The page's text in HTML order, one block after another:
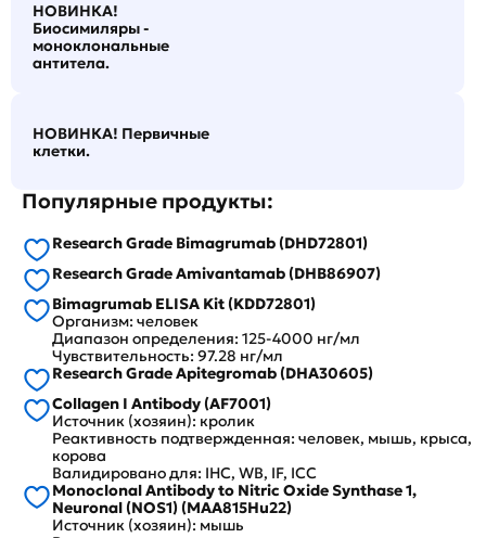
НОВИНКА!
Биосимиляры -
моноклональные
антитела.
НОВИНКА! Первичные
клетки.
Популярные продукты:
Research Grade Bimagrumab (DHD72801)
Research Grade Amivantamab (DHB86907)
Bimagrumab ELISA Kit (KDD72801)
Организм: человек
Диапазон определения: 125-4000 нг/мл
Чувствительность: 97.28 нг/мл
Research Grade Apitegromab (DHA30605)
Collagen I Antibody (AF7001)
Источник (хозяин): кролик
Реактивность подтвержденная: человек, мышь, крыса,
корова
Валидировано для: IHC, WB, IF, ICC
Monoclonal Antibody to Nitric Oxide Synthase 1,
Neuronal (NOS1) (MAA815Hu22)
Источник (хозяин): мышь